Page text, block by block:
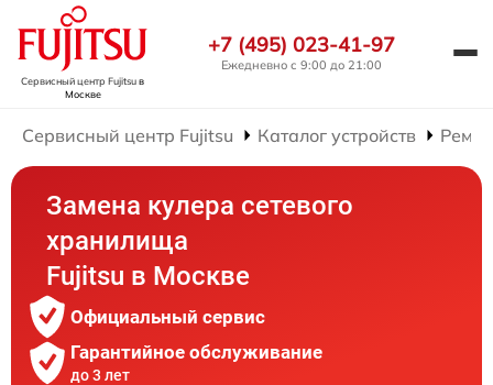
Сервисный центр Fujitsuв
Москве
+7 (495) 023-41-97
Ежедневно с 9:00 до 21:00
Сервисный центр Fujitsu Каталог устройств
Замена кулера сетевого
хранилища
Fujitsu в Москве
Официальный сервис
Гарантийное обслуживание
до 3 лет